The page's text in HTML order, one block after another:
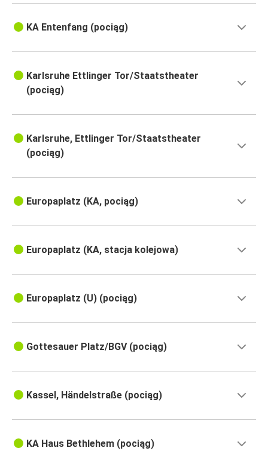
KA Entenfang (pociąg)
Karlsruhe Ettlinger Tor/Staatstheater
(pociąg)
Karlsruhe, Ettlinger Tor/Staatstheater
(pociąg)
Europaplatz (KA, pociąg)
Europaplatz (KA, stacja kolejowa)
Europaplatz (U) (pociąg)
Gottesauer Platz/BGV (pociąg)
Kassel, Händelstraße (pociąg)
KA Haus Bethlehem (pociąg)